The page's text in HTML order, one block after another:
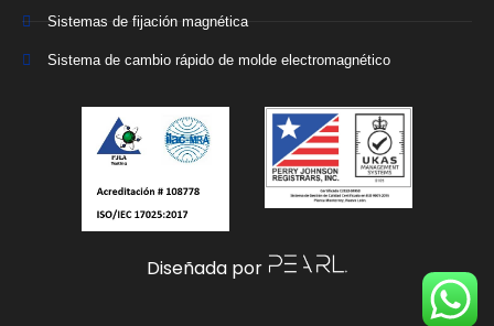
Sistemas de fijación magnética
Sistema de cambio rápido de molde electromagnético
Diseñada por